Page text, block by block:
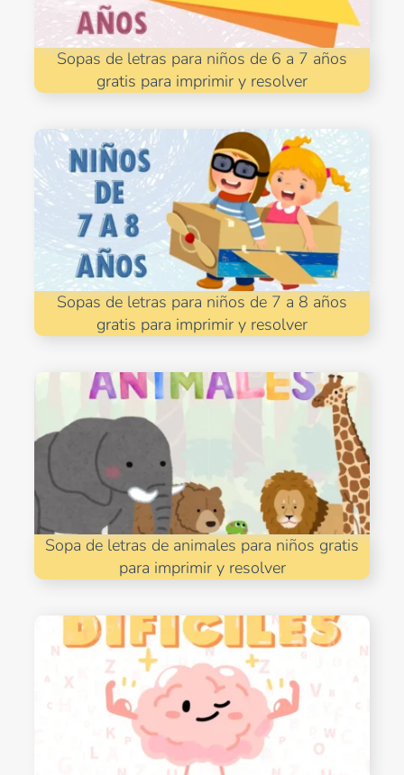
Sopas de letras para niños de 6 a 7 años
gratis para imprimir y resolver
Sopas de letras para niños de 7 a 8 años
gratis para imprimir y resolver
Sopa de letras de animales para niños gratis
para imprimir y resolver